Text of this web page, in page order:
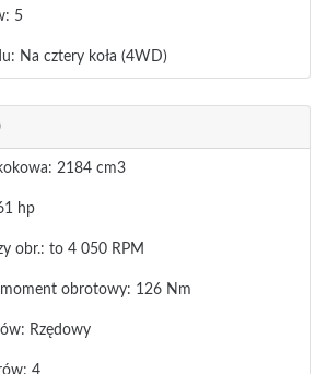
5
Na cztery koła (4WD)
2184 cm3
hp
obr.: to 4 050 RPM
obrotowy: 126 Nm
Rzędowy
4